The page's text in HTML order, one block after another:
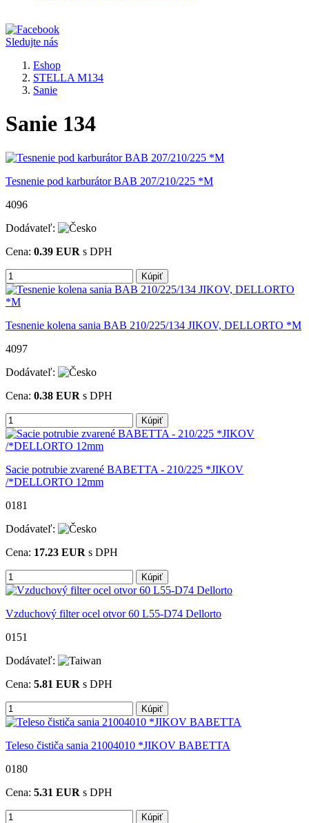
Sledujte nás
Eshop
STELLA M134
Sanie
Sanie 134
Tesnenie pod karburátor BAB 207/210/225 *M
4096
Dodávateľ:
Cena: 0.39 EUR s DPH
Kúpiť
Tesnenie kolena sania BAB 210/225/134 JIKOV, DELLORTO *M
4097
Dodávateľ:
Cena: 0.38 EUR s DPH
Kúpiť
Sacie potrubie zvarené BABETTA - 210/225 *JIKOV
/*DELLORTO 12mm
0181
Dodávateľ:
Cena: 17.23 EUR s DPH
Kúpiť
Vzduchový filter ocel otvor 60 L55-D74 Dellorto
0151
Dodávateľ:
Cena: 5.81 EUR s DPH
Kúpiť
Teleso čističa sania 21004010 *JIKOV BABETTA
0180
Cena: 5.31 EUR s DPH
Kúpiť